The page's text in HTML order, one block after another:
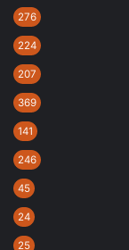
276
224
207
369
141
246
45
24
25